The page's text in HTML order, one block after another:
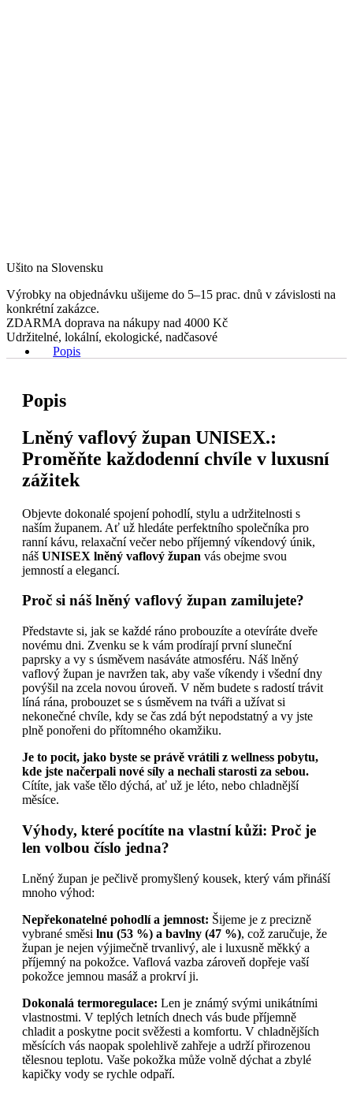
Ušito na Slovensku
Výrobky na objednávku ušijeme do 5–15 prac. dnů v závislosti na
konkrétní zakázce.
ZDARMA doprava na nákupy nad 4000 Kč
Udržitelné, lokální, ekologické, nadčasové
Popis
Popis
Lněný vaflový župan UNISEX.:
Proměňte každodenní chvíle v luxusní
zážitek
Objevte dokonalé spojení pohodlí, stylu a udržitelnosti s
naším županem. Ať už hledáte perfektního společníka pro
ranní kávu, relaxační večer nebo příjemný víkendový únik,
náš UNISEX lněný vaflový župan vás obejme svou
jemností a elegancí.
Proč si náš lněný vaflový župan zamilujete?
Představte si, jak se každé ráno probouzíte a otevíráte dveře
novému dni. Zvenku se k vám prodírají první sluneční
paprsky a vy s úsměvem nasáváte atmosféru. Náš lněný
vaflový župan je navržen tak, aby vaše víkendy i všední dny
povýšil na zcela novou úroveň. V něm budete s radostí trávit
líná rána, probouzet se s úsměvem na tváři a užívat si
nekonečné chvíle, kdy se čas zdá být nepodstatný a vy jste
plně ponořeni do přítomného okamžiku.
Je to pocit, jako byste se právě vrátili z wellness pobytu,
kde jste načerpali nové síly a nechali starosti za sebou.
Cítíte, jak vaše tělo dýchá, ať už je léto, nebo chladnější
měsíce.
Výhody, které pocítíte na vlastní kůži: Proč je
len volbou číslo jedna?
Lněný župan je pečlivě promyšlený kousek, který vám přináší
mnoho výhod:
Nepřekonatelné pohodlí a jemnost: Šijeme je z precizně
vybrané směsi lnu (53 %) a bavlny (47 %), což zaručuje, že
župan je nejen výjimečně trvanlivý, ale i luxusně měkký a
příjemný na pokožce. Vaflová vazba zároveň dopřeje vaší
pokožce jemnou masáž a prokrví ji.
Dokonalá termoregulace: Len je známý svými unikátními
vlastnostmi. V teplých letních dnech vás bude příjemně
chladit a poskytne pocit svěžesti a komfortu. V chladnějších
měsících vás naopak spolehlivě zahřeje a udrží přirozenou
tělesnou teplotu. Vaše pokožka může volně dýchat a zbylé
kapičky vody se rychle odpaří.